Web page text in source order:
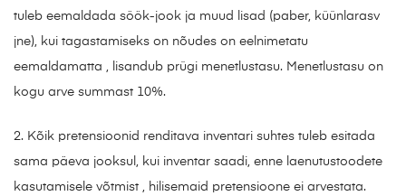
tuleb eemaldada söök-jook ja muud lisad (paber, küünlarasv
jne), kui tagastamiseks on nõudes on eelnimetatu
eemaldamatta , lisandub prügi menetlustasu. Menetlustasu on
kogu arve summast 10%.
2. Kõik pretensioonid renditava inventari suhtes tuleb esitada
sama päeva jooksul, kui inventar saadi, enne laenutustoodete
kasutamisele võtmist , hilisemaid pretensioone ei arvestata.